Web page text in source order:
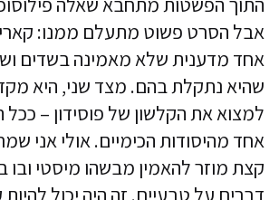
אבל הסרט פשוט מתעלם ממנו:
אחד מדענית שלא מאמינה בשדים
שהיא נתקלת בהם. מצד שני, היא
למצוא את הקלשון של פוסידון – ככל
אחד מהיסודות הכימיים. אולי אני
קצת מוזר להאמין מבשהו מיסטי ובו